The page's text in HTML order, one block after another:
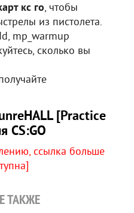
кс го, чтобы
из пистолета.
mp_warmup
сколько вы
[Practice
CS:GO
ссылка больше
ТАКЖЕ